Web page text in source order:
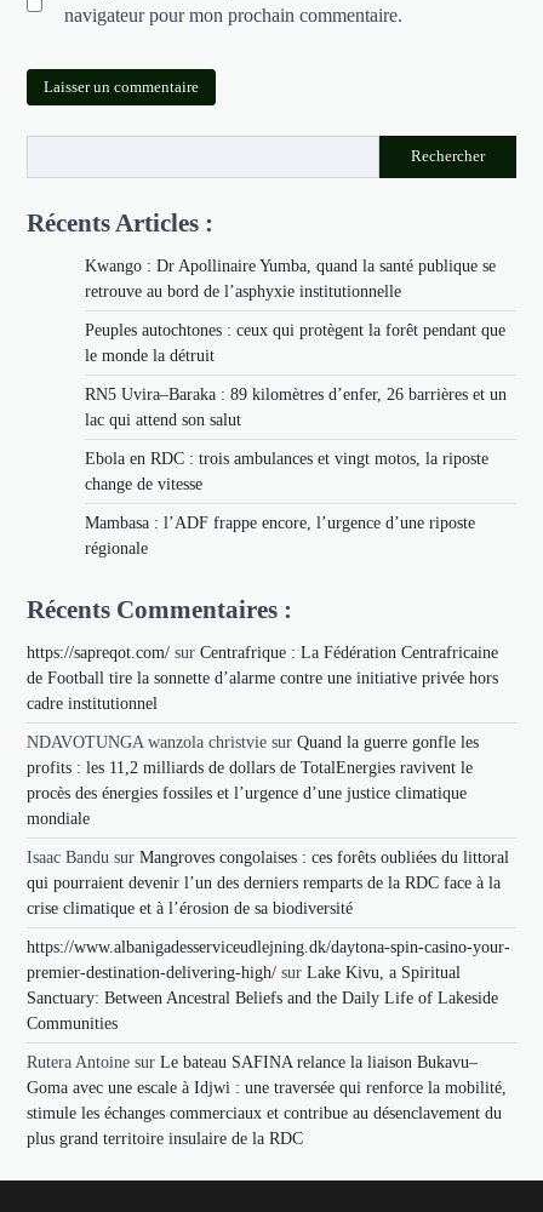
navigateur pour mon prochain commentaire.
Rechercher
Récents Articles :
Kwango : Dr Apollinaire Yumba, quand la santé publique se
retrouve au bord de l’asphyxie institutionnelle
Peuples autochtones : ceux qui protègent la forêt pendant que
le monde la détruit
RN5 Uvira–Baraka : 89 kilomètres d’enfer, 26 barrières et un
lac qui attend son salut
Ebola en RDC : trois ambulances et vingt motos, la riposte
change de vitesse
Mambasa : l’ADF frappe encore, l’urgence d’une riposte
régionale
Récents Commentaires :
https://sapreqot.com/ surCentrafrique : La Fédération Centrafricaine
de Football tire la sonnette d’alarme contre une initiative privée hors
cadre institutionnel
NDAVOTUNGA wanzola christvie surQuand la guerre gonfle les
profits : les 11,2 milliards de dollars de TotalEnergies ravivent le
procès des énergies fossiles et l’urgence d’une justice climatique
mondiale
Isaac Bandu surMangroves congolaises : ces forêts oubliées du littoral
qui pourraient devenir l’un des derniers remparts de la RDC face à la
crise climatique et à l’érosion de sa biodiversité
https://www.albanigadesserviceudlejning.dk/daytona-spin-casino-your-
premier-destination-delivering-high/ surLake Kivu, a Spiritual
Sanctuary: Between Ancestral Beliefs and the Daily Life of Lakeside
Communities
Rutera Antoine surLe bateau SAFINA relance la liaison Bukavu–
Goma avec une escale à Idjwi : une traversée qui renforce la mobilité,
stimule les échanges commerciaux et contribue au désenclavement du
plus grand territoire insulaire de la RDC